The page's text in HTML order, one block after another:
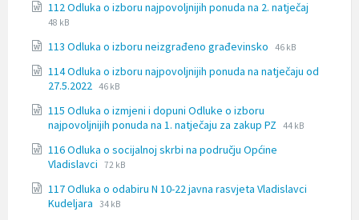
docx
112 Odluka o izboru najpovoljnijih ponuda na 2. natječaj
48 kB
113 Odluka o izboru neizgrađeno građevinsko File
doc
File
46 kB
114 Odluka o izboru najpovoljnijih ponuda na natječaju od
27.5.2022 File
doc
File
46 kB
115 Odluka o izmjeni i dopuni Odluke o izboru
najpovoljnijih ponuda na 1. natječaju za zakup PZ File
File
44 kB
116 Odluka o socijalnoj skrbi na području Općine
Vladislavci File
doc
File
72 kB
117 Odluka o odabiru N 10-22 javna rasvjeta Vladislavci
Kudeljara File
File
34 kB